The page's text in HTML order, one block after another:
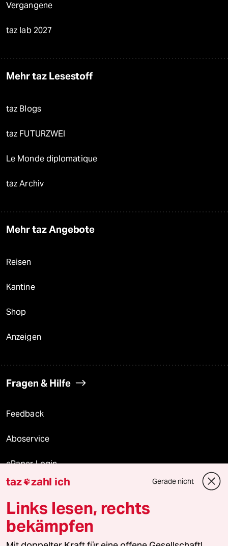
Vergangene
taz lab 2027
Mehr taz Lesestoff
taz Blogs
taz FUTURZWEI
Le Monde diplomatique
taz Archiv
Mehr taz Angebote
Reisen
Kantine
Shop
Anzeigen
Fragen & Hilfe
Feedback
Aboservice
ePaper Login
Downloads für Abonnierende
© 2026 taz Verlags und Vertriebs GmbH
taz zahl ich Gerade nicht
Links lesen, rechts
bekämpfen